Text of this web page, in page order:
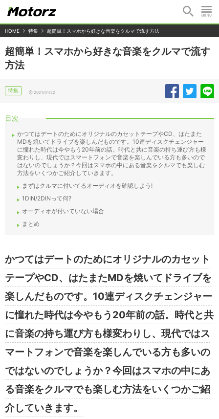
HOME 特集 超簡単！スマホから好きな音楽をクルマで流す方法
超簡単！スマホから好きな音楽をクルマで流す
方法
特集 2021/01/22
目次
かつてはデートのためにオリジナルのカセットテープやCD、はたまた
MDを焼いてドライブを楽しんだものです。10連ディスクチェンジャー
に憧れた時代は今やもう20年前の話。時代と共に音楽の持ち運び方も様
変わりし、現代ではスマートフォンで音楽を楽しんでいる方も多いので
はないのでしょうか？今回はスマホの中にある音楽をクルマでも楽しむ
方法をいくつかご紹介していきます。
まずはクルマに付いてるオーディオを確認しよう!
1DIN/2DINって何?
オーディオが付いていない場合
まとめ
かつてはデートのためにオリジナルのカセット
テープやCD、はたまたMDを焼いてドライブを
楽しんだものです。10連ディスクチェンジャー
に憧れた時代は今やもう20年前の話。時代と共
に音楽の持ち運び方も様変わりし、現代ではス
マートフォンで音楽を楽しんでいる方も多いの
ではないのでしょうか？今回はスマホの中にあ
る音楽をクルマでも楽しむ方法をいくつかご紹
介していきます。